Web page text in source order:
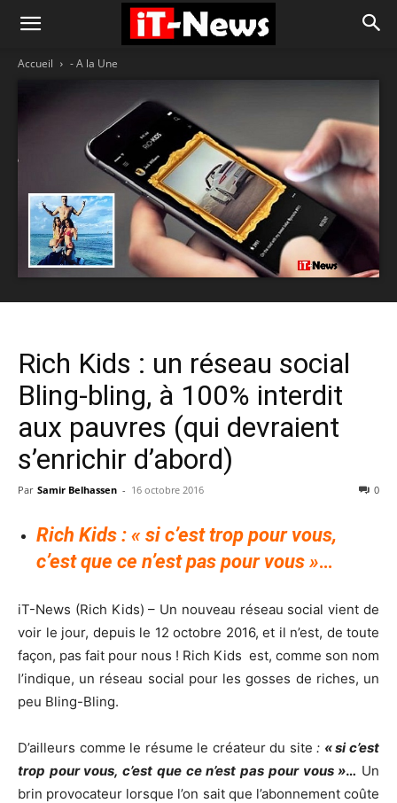
Accueil - A la Une
Rich Kids : un réseau social
Bling-bling, à 100% interdit
aux pauvres (qui devraient
s’enrichir d’abord)
Par Samir Belhassen - 16 octobre 2016 0
Rich Kids : « si c’est trop pour vous,
c’est que ce n’est pas pour vous »…
iT-News (Rich Kids) – Un nouveau réseau social vient de
voir le jour, depuis le 12 octobre 2016, et il n’est, de toute
façon, pas fait pour nous ! Rich Kids est, comme son nom
l’indique, un réseau social pour les gosses de riches, un
peu Bling-Bling.
D’ailleurs comme le résume le créateur du site : « si c’est
trop pour vous, c’est que ce n’est pas pour vous »… Un
brin provocateur lorsque l’on sait que l’abonnement coûte